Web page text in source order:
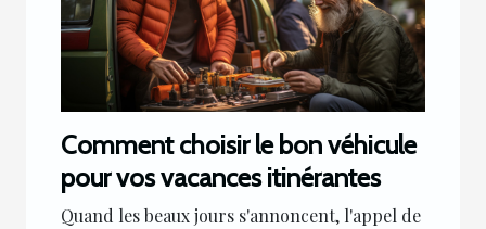
Comment choisir le bon véhicule
pour vos vacances itinérantes
Quand les beaux jours s'annoncent, l'appel de